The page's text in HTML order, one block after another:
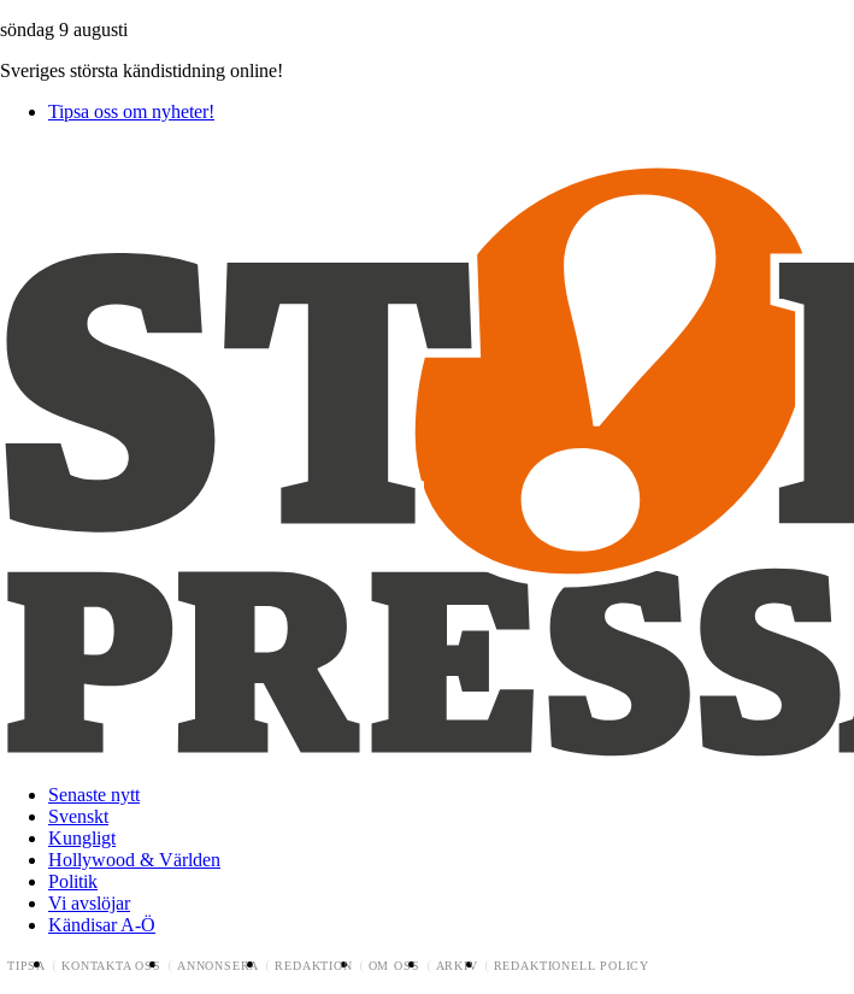
söndag 9 augusti
Sveriges största kändistidning online!
Tipsa oss om nyheter!
Senaste nytt
Svenskt
Kungligt
Hollywood & Världen
Politik
Vi avslöjar
Kändisar A-Ö
TIPSA KONTAKTA OSS ANNONSERA REDAKTION OM OSS ARKIV REDAKTIONELL POLICY